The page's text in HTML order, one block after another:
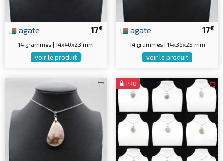
17€
agate
14 grammes | 14x40x23 mm
voir le produit
17€
agate
14 grammes | 14x36x25 mm
voir le produit
PRO